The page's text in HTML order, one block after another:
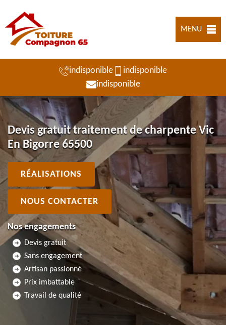
MENU
indisponible
indisponible
indisponible
Devis gratuit traitement de charpente Vic
En Bigorre 65500
RÉALISATIONS
NOUS CONTACTER
Nos engagements
Devis gratuit
Sans engagement
Artisan passionné
Prix imbattable
Travail de qualité